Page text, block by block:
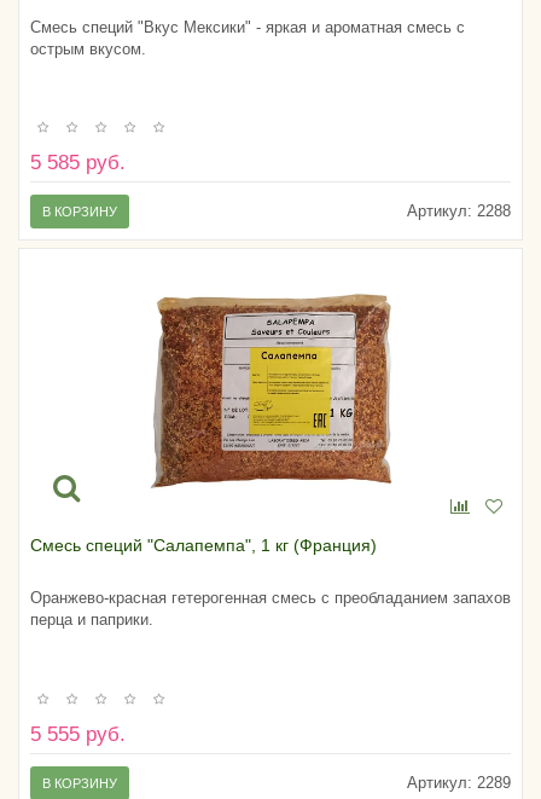
Смесь специй "Вкус Мексики" - яркая и ароматная смесь с
острым вкусом.
5 585 руб.
Артикул: 2288
В КОРЗИНУ
Смесь специй "Салапемпа", 1 кг (Франция)
Оранжево-красная гетерогенная смесь с преобладанием запахов
перца и паприки.
5 555 руб.
Артикул: 2289
В КОРЗИНУ